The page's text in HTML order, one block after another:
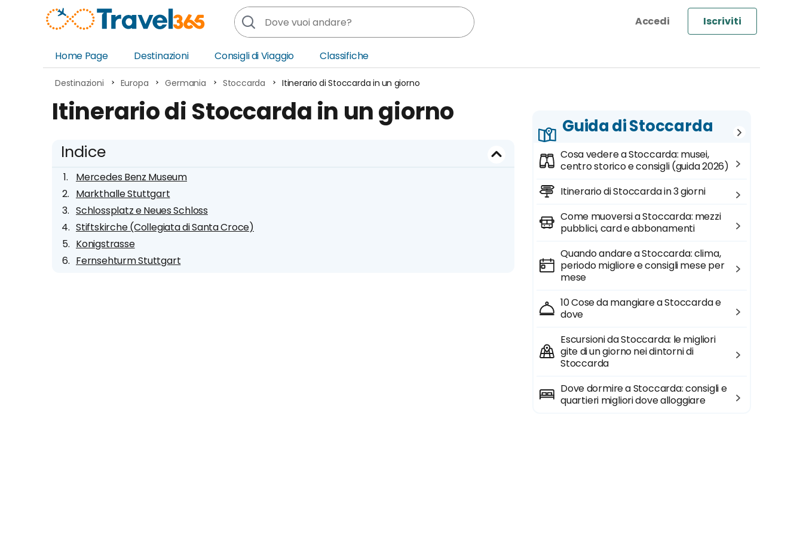
Iscriviti
Home Page
Destinazioni
Asia
Europa
Nord America
America Centrale
Consigli di Viaggio Classifiche
Destinazioni Europa Germania Stoccarda Itinerario di Stoccarda in un giorno
Itinerario di Stoccarda in un giorno
Indice
Mercedes Benz Museum
Markthalle Stuttgart
Schlossplatz e Neues Schloss
Stiftskirche (Collegiata di Santa Croce)
Konigstrasse
Fernsehturm Stuttgart
Guida di Stoccarda
Cosa vedere a Stoccarda: musei,
centro storico e consigli (guida 2026)
Itinerario di Stoccarda in 3 giorni
Come muoversi a Stoccarda: mezzi
pubblici, card e abbonamenti
Quando andare a Stoccarda: clima,
periodo migliore e consigli mese per
mese
10 Cose da mangiare a Stoccarda e
dove
Escursioni da Stoccarda: le migliori
gite di un giorno nei dintorni di
Stoccarda
Dove dormire a Stoccarda: consigli e
quartieri migliori dove alloggiare